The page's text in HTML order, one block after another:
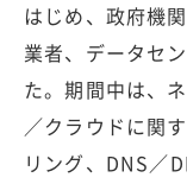
はじめ、政府機
業者、データセ
た。期間中は、
／クラウドに関
リング、DNS／